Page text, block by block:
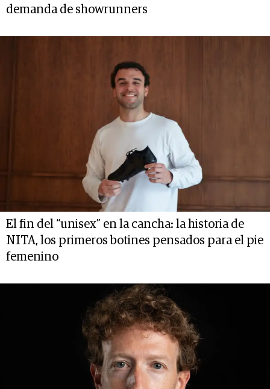
demanda de showrunners
El fin del “unisex” en la cancha: la historia de
NITA, los primeros botines pensados para el pie
femenino